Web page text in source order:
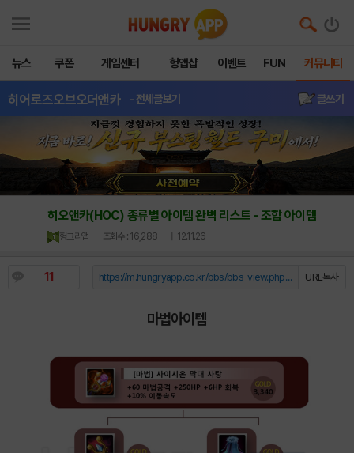
뉴스 쿠폰 게임센터 헝앱샵 이벤트 FUN 커뮤니티
히어로즈오브오더앤카 - 전체글보기 글쓰기
히오앤카(HOC) 종류별 아이템 완벽 리스트 - 조합 아이템
헝그리앱 조회수 : 16,288 | 12.11.26
11 URL복사
https://m.hungryapp.co.kr/bbs/bbs_view.php?durl=Y...
마법아이템